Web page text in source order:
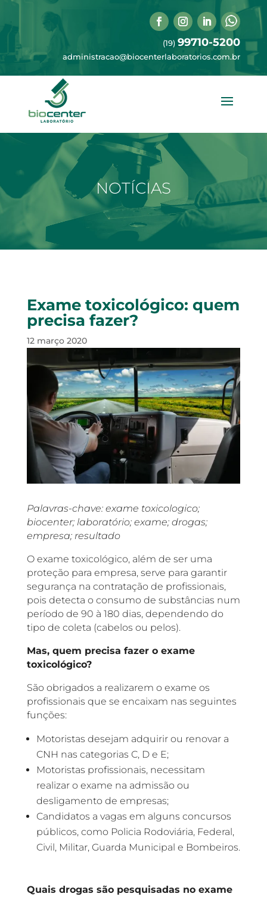
(19)99710-5200
administracao@biocenterlaboratorios.com.br
NOTÍCIAS
Exame toxicológico: quem
precisa fazer?
12 março 2020
Palavras-chave: exame toxicologico;
biocenter; laboratório; exame; drogas;
empresa; resultado
O exame toxicológico, além de ser uma
proteção para empresa, serve para garantir
segurança na contratação de profissionais,
pois detecta o consumo de substâncias num
período de 90 à 180 dias, dependendo do
tipo de coleta (cabelos ou pelos).
Mas, quem precisa fazer o exame
toxicológico?
São obrigados a realizarem o exame os
profissionais que se encaixam nas seguintes
funções:
Motoristas desejam adquirir ou renovar a
CNH nas categorias C, D e E;
Motoristas profissionais, necessitam
realizar o exame na admissão ou
desligamento de empresas;
Candidatos a vagas em alguns concursos
públicos, como Policia Rodoviária, Federal,
Civil, Militar, Guarda Municipal e Bombeiros.
Quais drogas são pesquisadas no exame